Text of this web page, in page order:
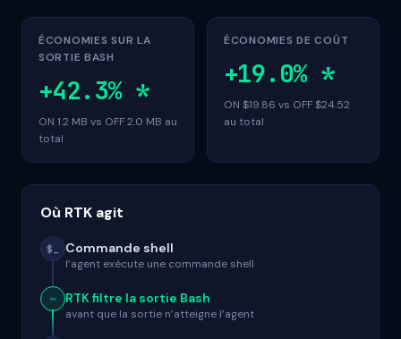
ÉCONOMIES SUR LA
SORTIE BASH
+42.3% *
ON 1.2 MB vs OFF 2.0 MB au
total
ÉCONOMIES DE COÛT
+19.0% *
ON $19.86 vs OFF $24.52
au total
Où RTK agit
$_ Commande shell
l’agent exécute une commande shell
✂ RTK filtre la sortie Bash
avant que la sortie n’atteigne l’agent